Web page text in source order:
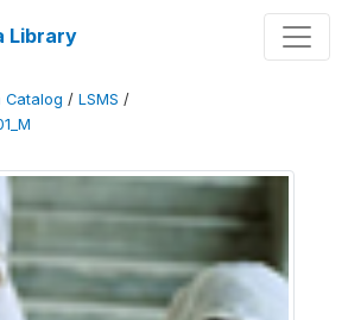
Library
Catalog / LSMS /